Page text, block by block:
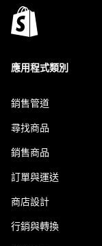
應用程式類別
銷售管道
尋找商品
銷售商品
訂單與運送
商店設計
行銷與轉換